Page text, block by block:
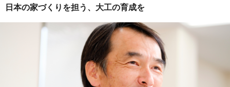
日本の家づくりを担う、大工の育成を